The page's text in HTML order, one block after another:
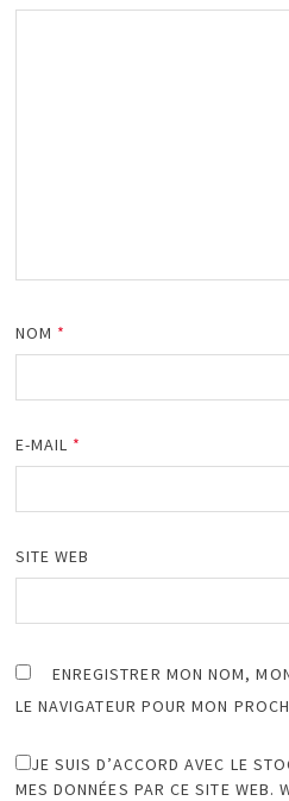
NOM *
E-MAIL *
SITE WEB
ENREGISTRER MON NOM,
LE NAVIGATEUR POUR MON
JE SUIS D’ACCORD AVEC LE
MES DONNÉES PAR CE SITE WEB.